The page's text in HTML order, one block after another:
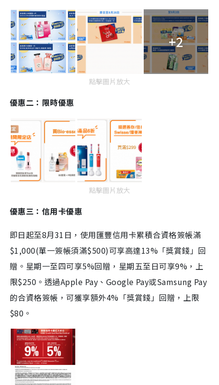
+2
點擊圖片放大
優惠二：限時優惠
點擊圖片放大
優惠三：信用卡優惠
即日起至8月31日，使用匯豐信用卡累積合資格簽帳滿
$1,000(單一簽帳須滿$500)可享高達13%「獎賞錢」回
贈。星期一至四可享5%回贈，星期五至日可享9%，上
限$250。透過Apple Pay、Google Pay或Samsung Pay
的合資格簽帳，可獲享額外4%「獎賞錢」回贈，上限
$80。